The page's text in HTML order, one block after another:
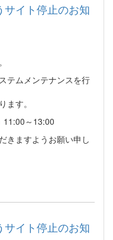
サイト停止のお知
テムメンテナンスを行
ます。
～13:00
きますようお願い申し
サイト停止のお知